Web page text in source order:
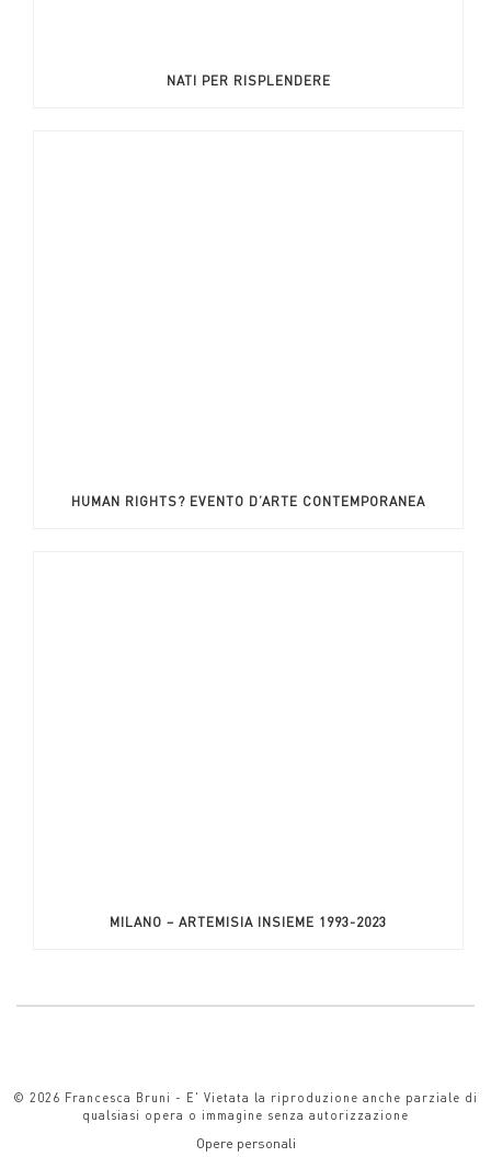
NATI PER RISPLENDERE
HUMAN RIGHTS? EVENTO D’ARTE CONTEMPORANEA
MILANO – ARTEMISIA INSIEME 1993-2023
© 2026 Francesca Bruni - E' Vietata la riproduzione anche parziale di
qualsiasi opera o immagine senza autorizzazione
Opere personali